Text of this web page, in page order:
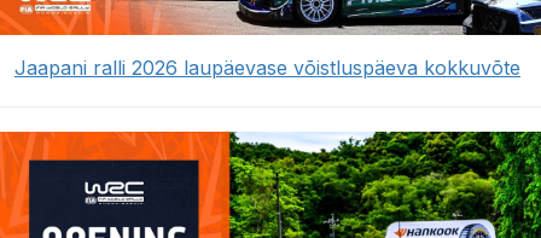
Jaapani ralli 2026 laupäevase võistluspäeva kokkuvõte